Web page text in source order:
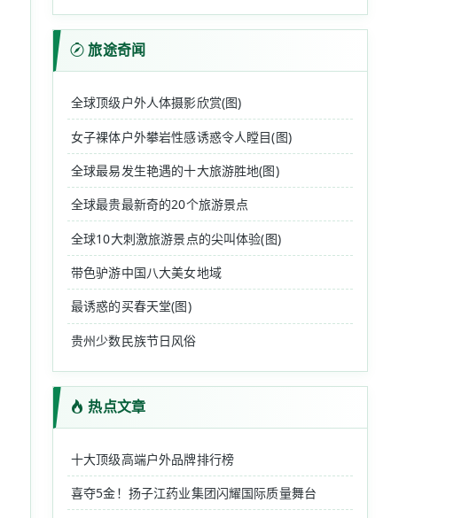
旅途奇闻
全球顶级户外人体摄影欣赏(图)
女子裸体户外攀岩性感诱惑令人瞠目(图)
全球最易发生艳遇的十大旅游胜地(图)
全球最贵最新奇的20个旅游景点
全球10大刺激旅游景点的尖叫体验(图)
带色驴游中国八大美女地域
最诱惑的买春天堂(图)
贵州少数民族节日风俗
热点文章
十大顶级高端户外品牌排行榜
喜夺5金！扬子江药业集团闪耀国际质量舞台